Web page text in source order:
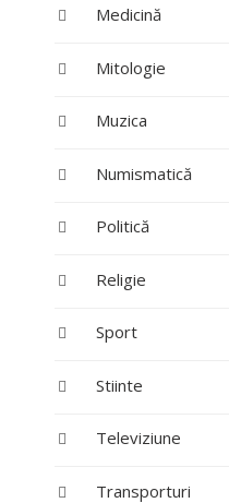
Medicină
Mitologie
Muzica
Numismatică
Politică
Religie
Sport
Stiinte
Televiziune
Transporturi